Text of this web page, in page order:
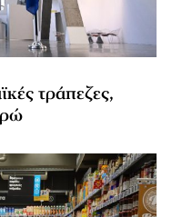
τράπεζες,